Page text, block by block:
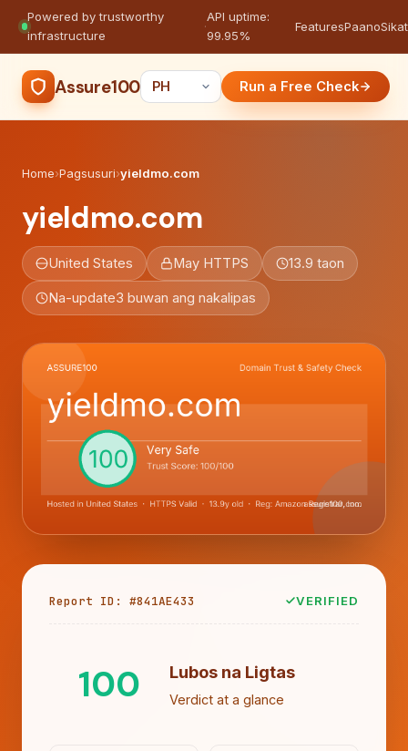
Powered by trustworthy
infrastructure
·
API uptime:
99.95%
FeaturesPaanoSikat
Assure100 Run a Free Check
Home›Pagsusuri›yieldmo.com
yieldmo.com
United States May HTTPS 13.9 taon
Na-update3 buwan ang nakalipas
Report ID: #841AE433 VERIFIED
100 Lubos na Ligtas
Verdict at a glance